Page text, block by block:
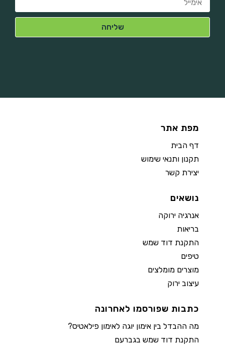
מפת אתר
דף הבית
תקנון ותנאי שימוש
יצירת קשר
נושאים
אנרגיה ירוקה
בריאות
התקנת דוד שמש
טיפים
מוצרים מומלצים
עיצוב ירוק
כתבות שפורסמו לאחרונה
מה ההבדל בין אימון יוגה לאימון פילאטיס?
התקנת דוד שמש בגברעם